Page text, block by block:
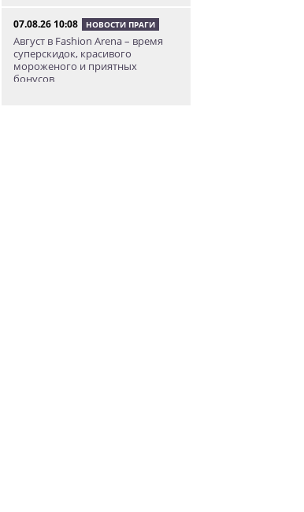
07.08.26 10:08 НОВОСТИ ПРАГИ
Август в Fashion Arena – время
суперскидок, красивого
мороженого и приятных
бонусов